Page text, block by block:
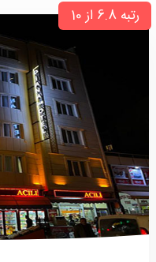
رتبه 6.8 از 10